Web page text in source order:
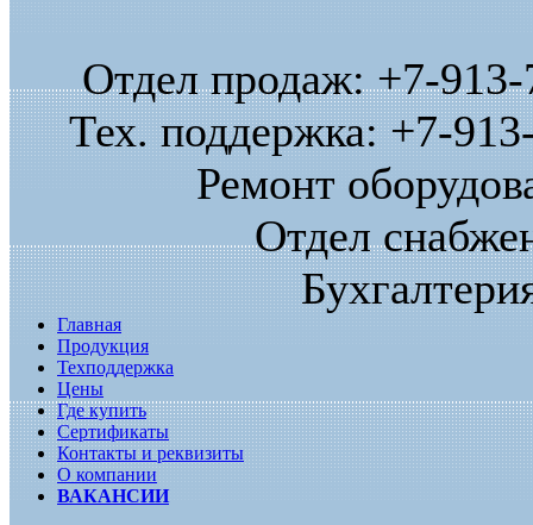
Отдел продаж: +7-
Тех. поддержка: +7-
Ремонт
Отдел
Главная
Продукция
Техподдержка
Цены
Где купить
Сертификаты
Контакты и реквизиты
О компании
ВАКАНСИИ